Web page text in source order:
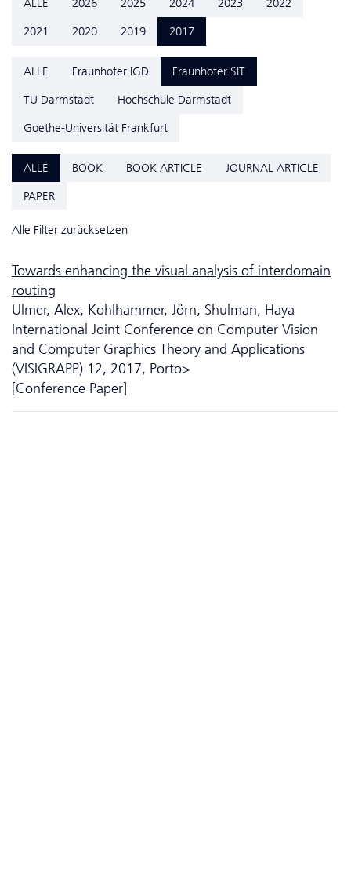
2021
2020 2019 2017
ALLE Fraunhofer IGD
Fraunhofer SIT
TU Darmstadt
Hochschule Darmstadt
Goethe-Universität Frankfurt
ALLE BOOK BOOK ARTICLE
JOURNAL ARTICLE
PAPER
Alle Filter zurücksetzen
Towards enhancing the visual analysis of interdomain
routing
Ulmer, Alex; Kohlhammer, Jörn; Shulman, Haya
International Joint Conference on Computer Vision
and Computer Graphics Theory and Applications
(VISIGRAPP) 12, 2017, Porto>
[Conference Paper]